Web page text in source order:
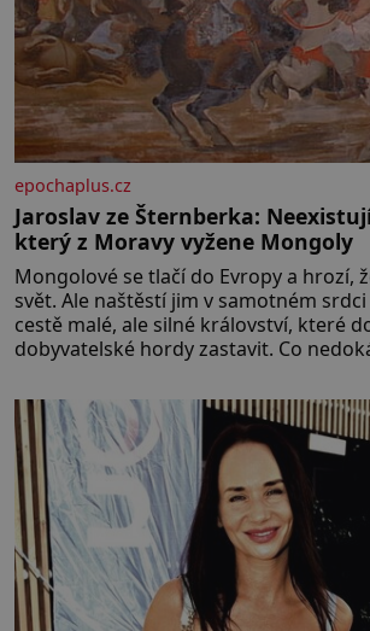
epochaplus.cz
Jaroslav ze Šternberka:
který z Moravy vyžene Mongoly
Mongolové se tlačí do Evropy a hrozí,
svět. Ale naštěstí jim v samotném
cestě malé, ale silné království, které
dobyvatelské hordy zastavit. Co
král. Nebo že by ne? Mongolové od
podél Kaspického a Azovského moře,